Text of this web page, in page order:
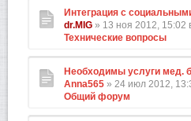
Интеграция с
dr.MIG » 13 ноя 2012, 15:02
Технические вопросы
Необходимы услуги мед.
Anna565 » 24 июл 2012,
Общий форум